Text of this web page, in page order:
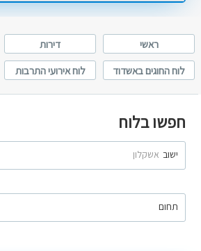
ראשי דירות
לוח החוגים באשדוד
לוח אירועי התרבות
חפשו בלוח
ישוב אשקלון
תחום